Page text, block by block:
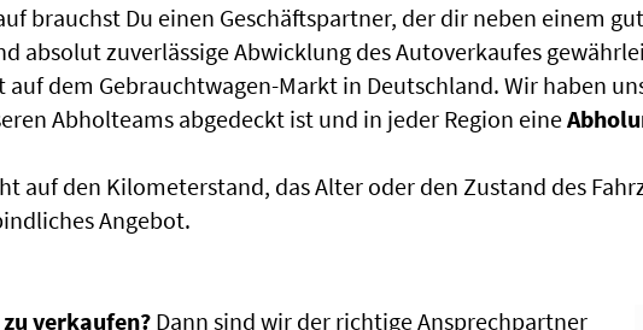
brauchst Du einen Geschäftspartner, der dir neben einem
absolut zuverlässige Abwicklung des Autoverkaufes
auf dem Gebrauchtwagen-Markt in Deutschland. Wir haben
Abholteams abgedeckt ist und in jeder Region eine
auf den Kilometerstand, das Alter oder den Zustand des
Angebot.
zu verkaufen? Dann sind wir der richtige Ansprechpartner